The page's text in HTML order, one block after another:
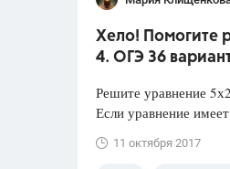
Хело! Помогите
4. ОГЭ 36
Решите уравнение
Если уравнение
11 октября 2017